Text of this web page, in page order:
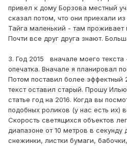
привел к дому Борзова местный
сказал потом, что они приехали
Тайга маленький - там проживает
Почти все друг друга знают.
3. Год 2015 вначале моего текста
опечатка. Вначале я планировал
Потом поставил более эффектный
текст оставил старый. Прошу
статье год на 2016. Когда вы
подобных роликов (у нас есть их)
Скорость светящихся объектов
диапазоне от 10 метров в секунду
снежинки, листки бумаги,